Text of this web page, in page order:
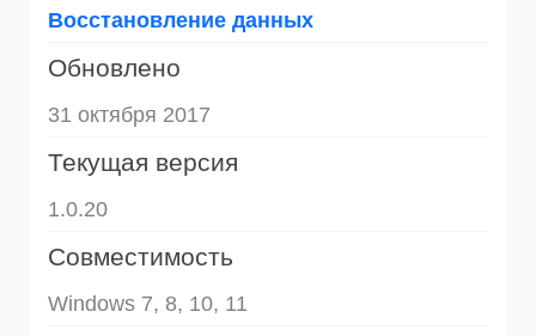
Восстановление данных
Обновлено
31 октября 2017
Текущая версия
1.0.20
Совместимость
Windows 7, 8, 10, 11